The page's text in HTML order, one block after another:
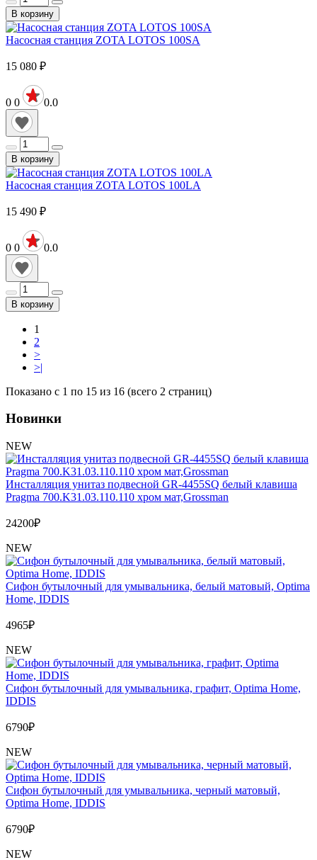
В корзину
Насосная станция ZOTA LOTOS 100SA
15 080 ₽
0 0 0.0
В корзину
Насосная станция ZOTA LOTOS 100LA
15 490 ₽
0 0 0.0
В корзину
1
2
>
>|
Показано с 1 по 15 из 16 (всего 2 страниц)
Новинки
NEW
Инсталляция унитаз подвесной GR-4455SQ белый клавиша
Pragma 700.K31.03.110.110 хром мат,Grossman
24200₽
NEW
Сифон бутылочный для умывальника, белый матовый, Optima
Home, IDDIS
4965₽
NEW
Сифон бутылочный для умывальника, графит, Optima Home,
IDDIS
6790₽
NEW
Сифон бутылочный для умывальника, черный матовый,
Optima Home, IDDIS
6790₽
NEW